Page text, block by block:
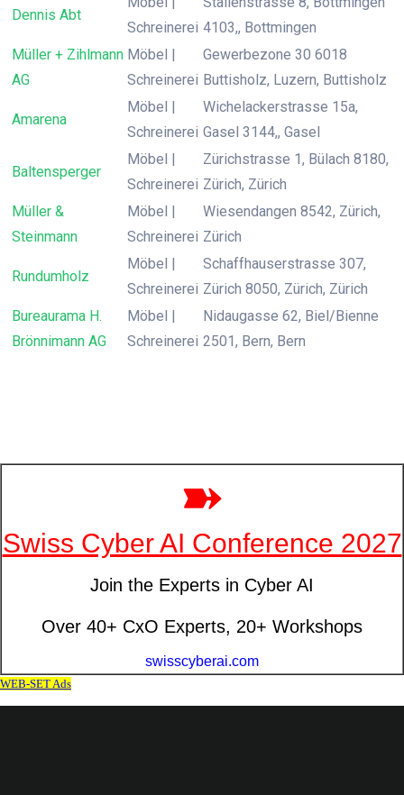
Dennis Abt
Schreinerei 4103,, Bottmingen
Müller + Zihlmann
AG
Möbel |
Schreinerei
Gewerbezone 30 6018
Buttisholz, Luzern, Buttisholz
Amarena
Möbel |
Schreinerei
Wichelackerstrasse 15a,
Gasel 3144,, Gasel
Baltensperger
Möbel |
Schreinerei
Zürichstrasse 1, Bülach 8180,
Zürich, Zürich
Müller &
Steinmann
Möbel |
Schreinerei
Wiesendangen 8542, Zürich,
Zürich
Rundumholz
Möbel |
Schreinerei
Schaffhauserstrasse 307,
Zürich 8050, Zürich, Zürich
Bureaurama H.
Brönnimann AG
Möbel |
Schreinerei
Nidaugasse 62, Biel/Bienne
2501, Bern, Bern